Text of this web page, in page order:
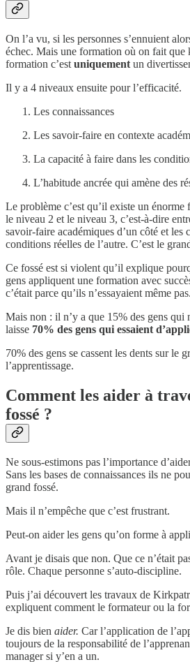
On l’a vu, si les personnes s’ennuient
échec. Mais une formation où on fait que
formation c’est uniquement un
Il y a 4 niveaux ensuite pour l’efficacité.
Les connaissances
Les savoir-faire en contexte
La capacité à faire dans les
L’habitude ancrée qui amène des
Le problème c’est qu’il existe un énorme
le niveau 2 et le niveau 3, c’est-à-dire
savoir-faire académiques d’un côté et les
conditions réelles de l’autre. C’est le
Ce fossé est si violent qu’il explique
gens appliquent une formation avec
c’était parce qu’ils n’essayaient même pas.
Mais non : il n’y a que 15% des gens qui
laisse 70% des gens qui essaient
70% des gens se cassent les dents sur le
l’apprentissage.
Comment les aider à
fossé ?
Ne sous-estimons pas l’importance
Sans les bases de connaissances ils ne
grand fossé.
Mais il n’empêche que c’est frustrant.
Peut-on aider les gens qu’on forme à
Avant je disais que non. Que ce n’était
rôle. Chaque personne s’auto-discipline.
Puis j’ai découvert les travaux de
expliquent comment le formateur ou la
Je dis bien aider. Car l’application de
toujours de la responsabilité de
manager si y’en a un.